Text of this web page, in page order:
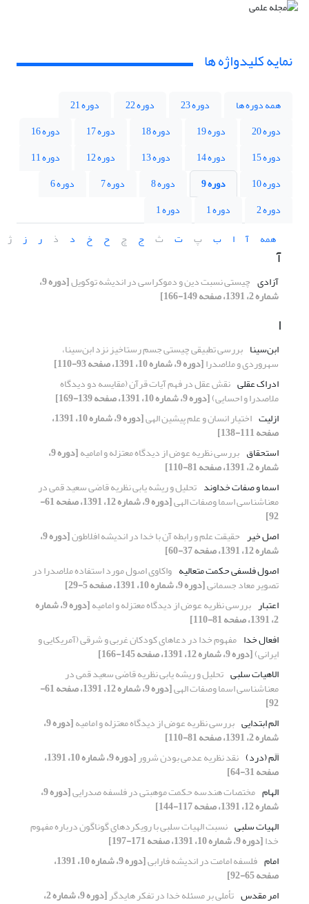
نمایه کلیدواژه ها
همه دوره ها دوره 23 دوره 22
دوره 21
دوره 20
دوره 19 دوره 18 دوره 17
دوره 16
دوره 15
دوره 14 دوره 13 دوره 12
دوره 11
دوره 10
دوره 9 دوره 8 دوره 7
دوره 6
دوره 2
دوره 1
دوره 1
همه
آ ا ب پ ت ث ج چ ح خ د ذ ر ز ژ
آ
آزادی چیستی نسبت دین و دموکراسی در اندیشه توکویل [دوره 9،
شماره 2، 1391، صفحه 149-166]
ا
ابن‌سینا بررسی تطبیقی چیستی جسم رستاخیز نزد ابن‌سینا،
سهروردی و ملاصدرا[دوره 9، شماره 10، 1391، صفحه 93-110]
ادراک عقلی نقش عقل در فهم آیات قرآن (مقایسه دو دیدگاه
ملاصدرا و احسایی)[دوره 9، شماره 10، 1391، صفحه 139-169]
ازلیت اختیار انسان و علم پیشین الهی [دوره 9، شماره 10، 1391،
صفحه 111-138]
استحقاق بررسی نظریه عوض از دیدگاه معتزله و امامیه [دوره 9،
شماره 2، 1391، صفحه 81-110]
اسما و صفات خداوند تحلیل و ریشه یابی نظریه قاضی سعید قمی در
معناشناسی اسما وصفات الهی [دوره 9، شماره 12، 1391، صفحه 61-
92]
اصل خیر حقیقت علم و رابطه آن با خدا در اندیشه افلاطون [دوره 9،
شماره 12، 1391، صفحه 37-60]
اصول فلسفی حکمت متعالیه واکاوی اصول مورد استفاده ملاصدرا در
تصویر معاد جسمانی[دوره 9، شماره 10، 1391، صفحه 5-29]
اعتبار بررسی نظریه عوض از دیدگاه معتزله و امامیه [دوره 9، شماره
2، 1391، صفحه 81-110]
افعال خدا مفهوم خدا در دعاهای کودکان غربی و شرقی (آمریکایی و
ایرانی)[دوره 9، شماره 12، 1391، صفحه 145-166]
الاهیات سلبی تحلیل و ریشه یابی نظریه قاضی سعید قمی در
معناشناسی اسما وصفات الهی [دوره 9، شماره 12، 1391، صفحه 61-
92]
الم ابتدایی بررسی نظریه عوض از دیدگاه معتزله و امامیه [دوره 9،
شماره 2، 1391، صفحه 81-110]
اَلَم (درد) نقد نظریه عدمی بودن شرور [دوره 9، شماره 10، 1391،
صفحه 31-64]
الهام مختصات هندسه حکمت موهبتی در فلسفه صدرایی [دوره 9،
شماره 12، 1391، صفحه 117-144]
الهیات سلبی نسبت الهیات سلبی با رویکردهای گوناگون درباره مفهوم
خدا[دوره 9، شماره 10، 1391، صفحه 171-197]
امام فلسفه امامت در اندیشه فارابی [دوره 9، شماره 10، 1391،
صفحه 65-92]
امر مقدس تأملی بر مسئله خدا در تفکر هایدگر [دوره 9، شماره 2،